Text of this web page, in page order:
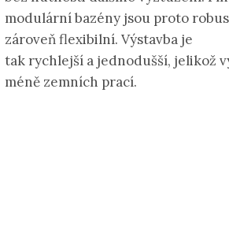
modulární bazény jsou proto
zároveň flexibilní. Výstavba je
tak rychlejší a jednodušší, jelikož
méně zemních prací.